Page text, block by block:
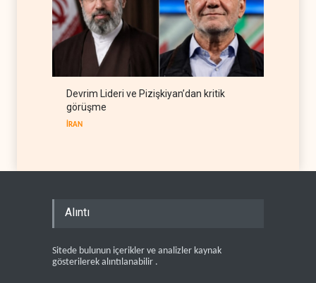
Devrim Lideri ve Pizişkiyan’dan kritik
görüşme
İRAN
Alıntı
Sitede bulunun içerikler ve analizler kaynak
gösterilerek alıntılanabilir .